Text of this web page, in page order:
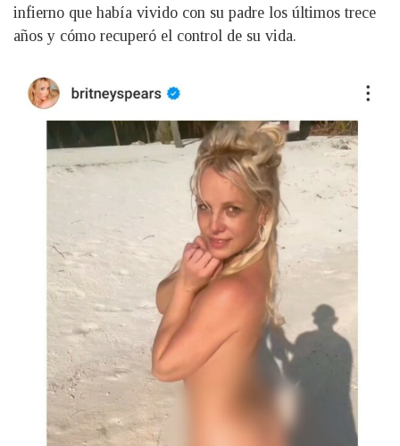
infierno que había vivido con su padre los últimos trece
años y cómo recuperó el control de su vida.